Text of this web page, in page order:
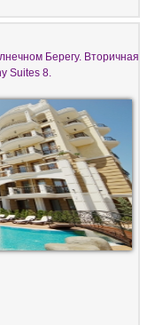
Берегу. Вторичная
Suites 8.